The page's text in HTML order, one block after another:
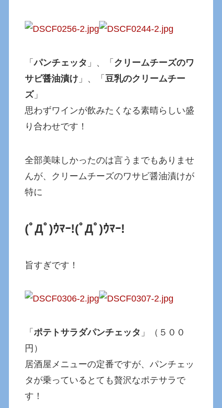
「パンチェッタ 」、「 クリームチーズのワ
サビ醤油漬け 」、「豆乳のクリームチー
ズ」
思わずワインが飲みたくなる素晴らしい盛
り合わせです！
全部美味しかったのは言うまでもありませ
んが、クリームチーズのワサビ醤油漬けが
特に
(ﾟДﾟ)ｳﾏｰ!(ﾟДﾟ)ｳﾏｰ!
旨すぎです！
「ポテトサラダパンチェッタ 」（５００
円）
居酒屋メニューの定番ですが、パンチェッ
タが乗っているとても贅沢なポテサラで
す！